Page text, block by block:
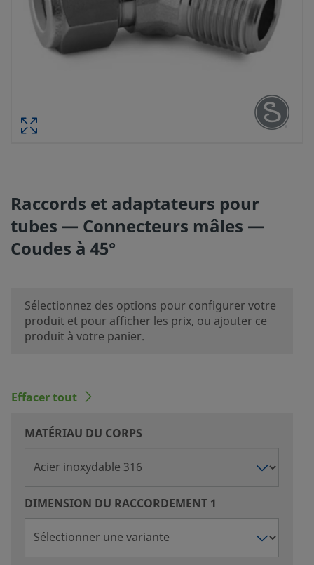
Raccords et adaptateurs pour
tubes — Connecteurs mâles —
Coudes à 45°
Sélectionnez des options pour configurer votre
produit et pour afficher les prix, ou ajouter ce
produit à votre panier.
Effacer tout
MATÉRIAU DU CORPS
DIMENSION DU RACCORDEMENT 1